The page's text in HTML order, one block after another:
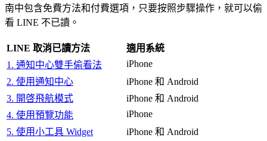
南中包含免費方法和付費選項，只要按照步驟操作，就可以偷
看 LINE 不已讀。
LINE 取消已讀方法
適用系統
1. 通知中心雙手偷看法
iPhone
2. 使用通知中心
iPhone 和 Android
3. 開啓飛航模式
iPhone 和 Android
4. 使用預覽功能
iPhone
5. 使用小工具 Widget
iPhone 和 Android